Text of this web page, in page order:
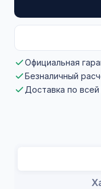
Официальная
Безналичный
Доставка по всей